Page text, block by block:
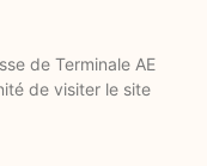
de Terminale AE
de visiter le site